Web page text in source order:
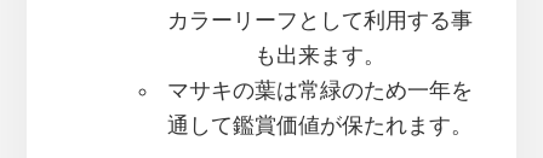
カラーリーフとして利用する事
も出来ます。
マサキの葉は常緑のため一年を
通して鑑賞価値が保たれます。